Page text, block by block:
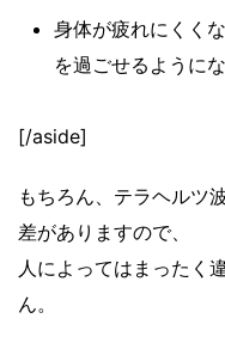
身体が疲れにくく
を過ごせるように
[/aside]
もちろん、テラヘルツ
差がありますので、
人によってはまったく
ん。